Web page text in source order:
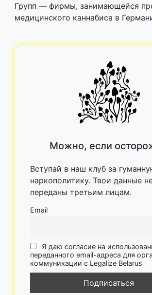
Групп — фирмы, занимающейся
медицинского каннабиса в
Можно, если
Вступай в наш клуб за
наркополитику. Твои данные
переданы третьим лицам.
Email
Я даю согласие на
переданного email-адреса для
коммуникации с Legalize Belarus